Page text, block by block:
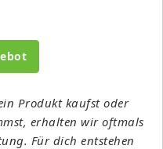
Produkt kaufst oder
erhalten wir oftmals
Für dich entstehen